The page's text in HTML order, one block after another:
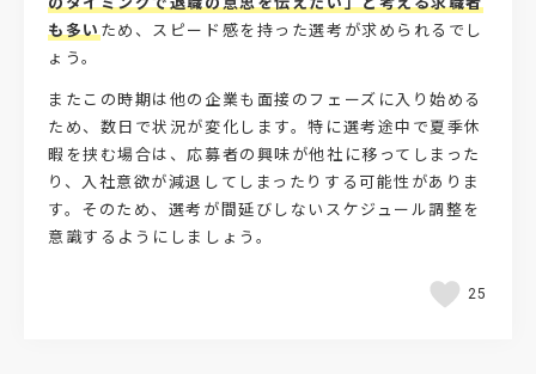
も多いため、スピード感を持った選考が求められるでし
ょう。
またこの時期は他の企業も面接のフェーズに入り始める
ため、数日で状況が変化します。特に選考途中で夏季休
暇を挟む場合は、応募者の興味が他社に移ってしまった
り、入社意欲が減退してしまったりする可能性がありま
す。そのため、選考が間延びしないスケジュール調整を
意識するようにしましょう。
25